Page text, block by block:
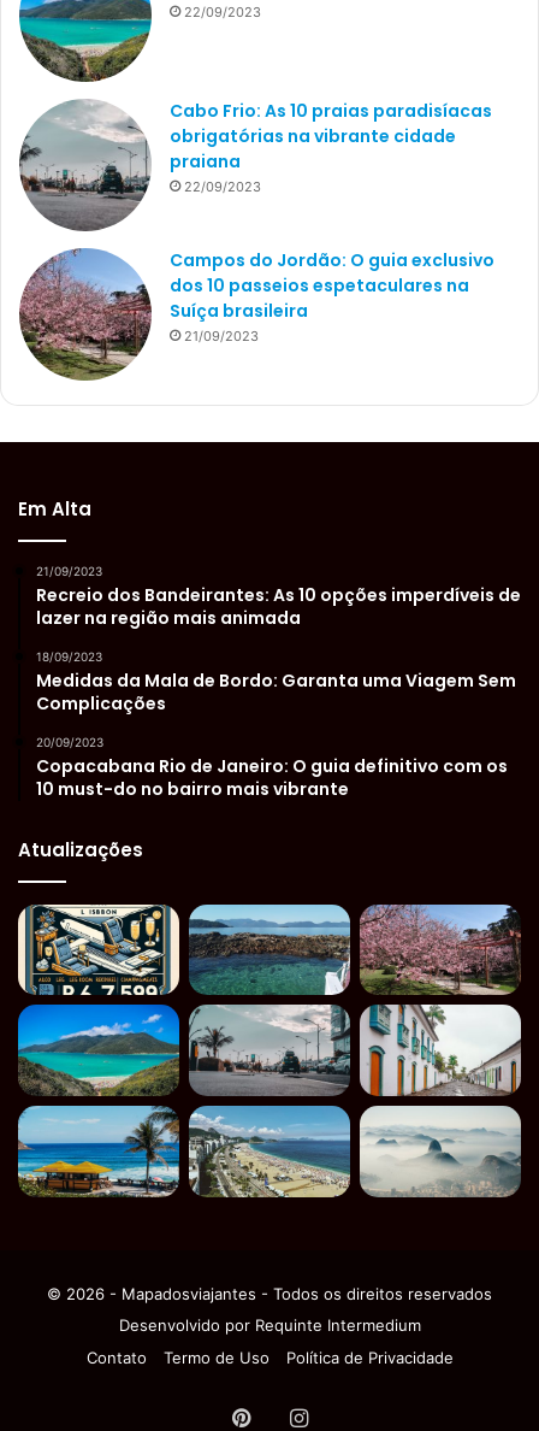
22/09/2023
Cabo Frio: As 10 praias paradisíacas
obrigatórias na vibrante cidade
praiana
22/09/2023
Campos do Jordão: O guia exclusivo
dos 10 passeios espetaculares na
Suíça brasileira
21/09/2023
Em Alta
21/09/2023
Recreio dos Bandeirantes: As 10 opções imperdíveis de
lazer na região mais animada
18/09/2023
Medidas da Mala de Bordo: Garanta uma Viagem Sem
Complicações
20/09/2023
Copacabana Rio de Janeiro: O guia definitivo com os
10 must-do no bairro mais vibrante
Atualizações
© 2026 - Mapadosviajantes - Todos os direitos reservados
Desenvolvido por Requinte Intermedium
Contato
Termo de Uso Política de Privacidade
PinterestInstagram